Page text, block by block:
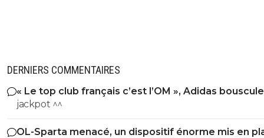
DERNIERS COMMENTAIRES
« Le top club français c’est l’OM », Adidas
PSG
jackpot ^^
OL-Sparta menacé, un dispositif énorme mis en